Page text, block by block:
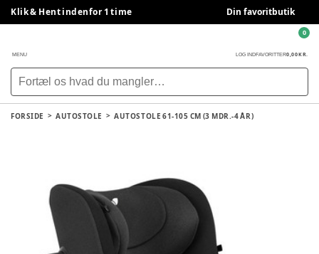
Klik & Hent indenfor 1 time Din favoritbutik
MENU LOG INDFAVORITTER0,00 KR.
0
FORSIDE AUTOSTOLE AUTOSTOLE 61-105 CM (3 MDR.-4 ÅR)